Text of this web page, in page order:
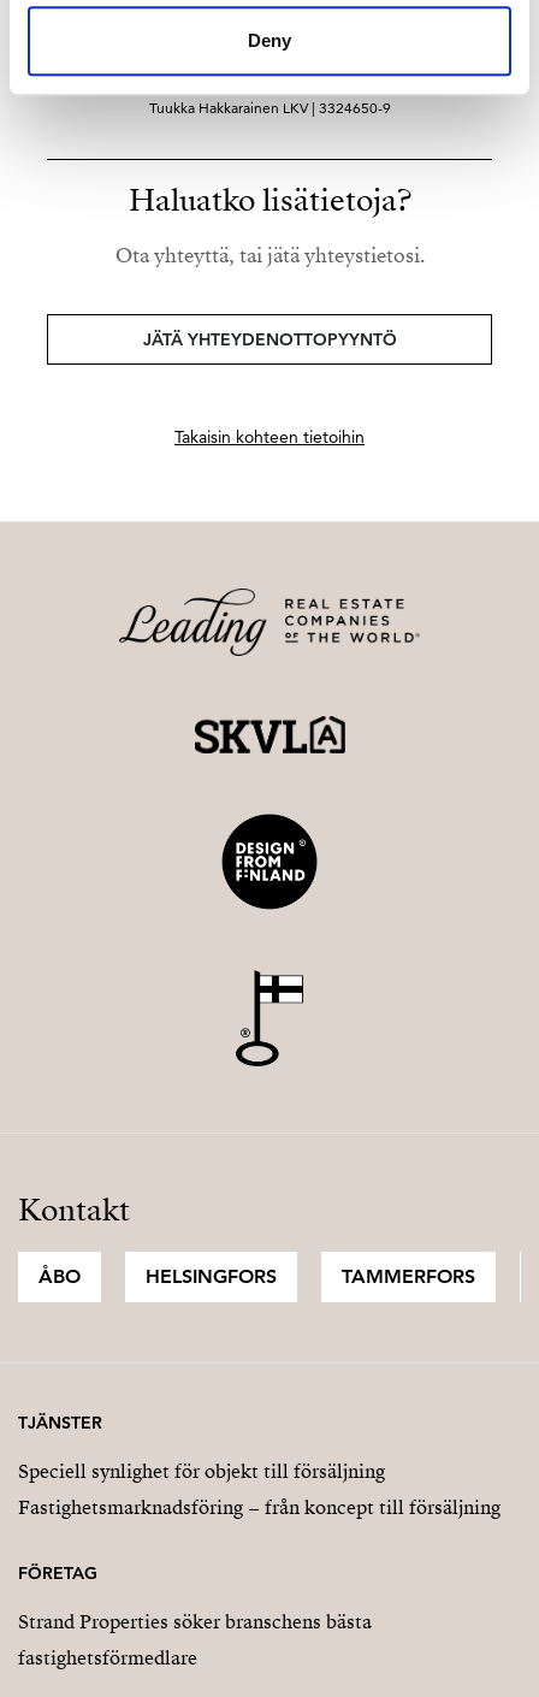
Deny
+358 40 174 3010
Tuukka Hakkarainen LKV | 3324650-9
Haluatko lisätietoja?
Ota yhteyttä, tai jätä yhteystietosi.
JÄTÄ YHTEYDENOTTOPYYNTÖ
Takaisin kohteen tietoihin
Kontakt
ÅBO HELSINGFORS TAMMERFORS
TJÄNSTER
Speciell synlighet för objekt till försäljning
Fastighetsmarknadsföring – från koncept till försäljning
FÖRETAG
Strand Properties söker branschens bästa
fastighetsförmedlare